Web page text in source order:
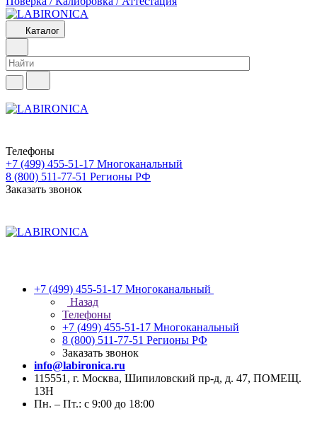
Каталог
Телефоны
+7 (499) 455-51-17 Многоканальный
8 (800) 511-77-51 Регионы РФ
Заказать звонок
+7 (499) 455-51-17 Многоканальный
Назад
Телефоны
+7 (499) 455-51-17 Многоканальный
8 (800) 511-77-51 Регионы РФ
Заказать звонок
info@labironica.ru
115551, г. Москва, Шипиловский пр-д, д. 47, ПОМЕЩ.
13Н
Пн. – Пт.: с 9:00 до 18:00